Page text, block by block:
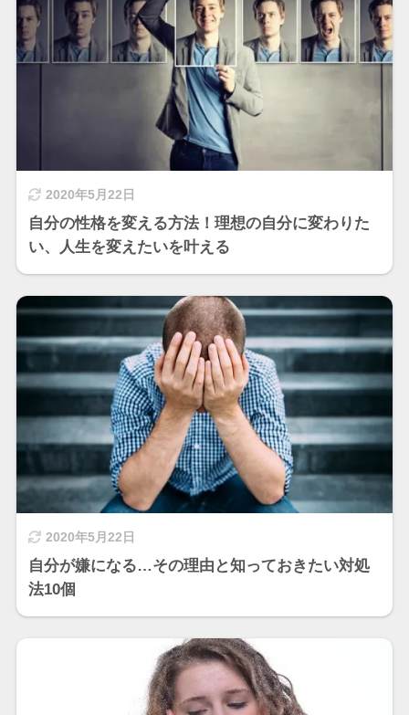
2020年5月22日
自分の性格を変える方法！理想の自分に変わりた
い、人生を変えたいを叶える
2020年5月22日
自分が嫌になる…その理由と知っておきたい対処
法10個